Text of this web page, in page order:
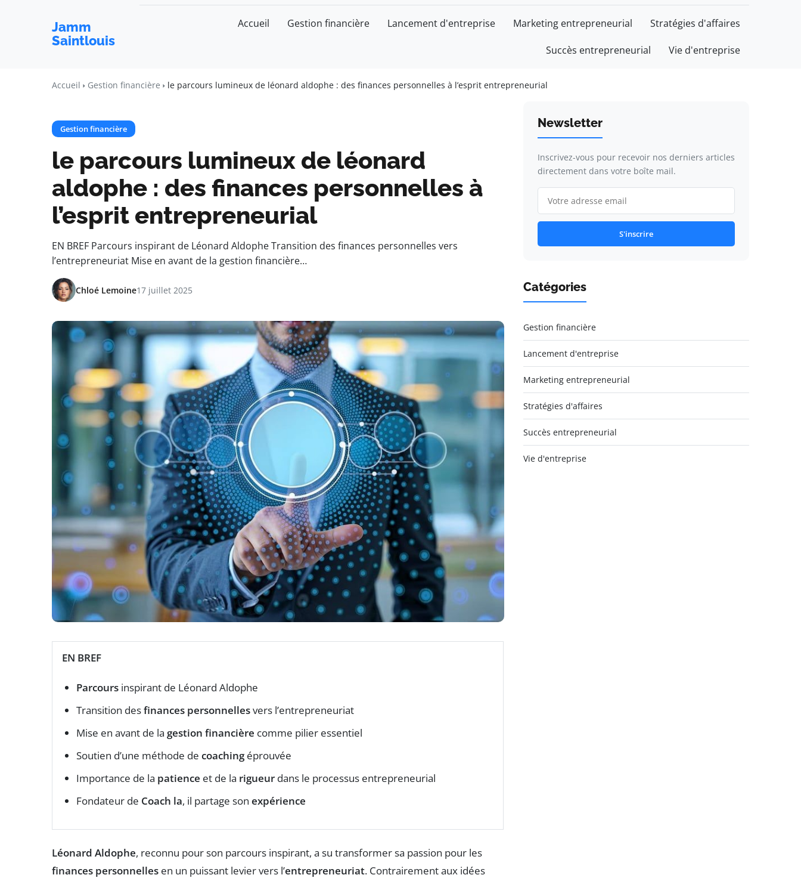
Jamm
Saintlouis
Accueil Gestion financière Lancement d'entreprise Marketing entrepreneurial Stratégies d'affaires
Succès entrepreneurial Vie d'entreprise
Accueil Gestion financière le parcours lumineux de léonard aldophe : des finances personnelles à l’esprit entrepreneurial
Gestion financière
le parcours lumineux de léonard
aldophe : des finances personnelles à
l’esprit entrepreneurial
EN BREF Parcours inspirant de Léonard Aldophe Transition des finances personnelles vers
l’entrepreneuriat Mise en avant de la gestion financière…
Chloé Lemoine17 juillet 2025
EN BREF
Parcours inspirant de Léonard Aldophe
Transition desfinances personnellesvers l’entrepreneuriat
Mise en avant de la gestion financière comme pilier essentiel
Soutien d’une méthode de coachingéprouvée
Importance de la patience et de la rigueur dans le processus entrepreneurial
Fondateur de Coach la, il partage son expérience
Léonard Aldophe, reconnu pour son parcours inspirant, a su transformer sa passion pour les
finances personnelles en un puissant levier vers l’entrepreneuriat. Contrairement aux idées
Newsletter
Inscrivez-vous pour recevoir nos derniers articles
directement dans votre boîte mail.
S'inscrire
Catégories
Gestion financière
Lancement d'entreprise
Marketing entrepreneurial
Stratégies d'affaires
Succès entrepreneurial
Vie d'entreprise